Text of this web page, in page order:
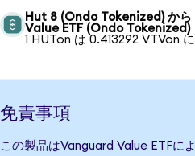
Hut 8 (Ondo Tokenized) か
Value ETF (Ondo Tokenized)
1 HUTon は 0.413292 VTVon
免責事項
この製品はVanguard Value ETFに